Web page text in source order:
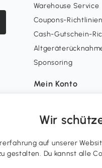
Warehouse Service
Coupons-Richtlinien
Cash-Gutschein-
Sponsoring
Mein Konto
Treuepunkte
Widerrufsrecht
Nutzergenerierte
Wir
auf unserer
gestalten. Du kannst alle